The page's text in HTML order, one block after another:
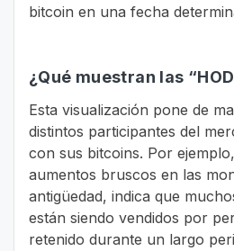
bitcoin en una fecha
¿Qué muestran las
Esta visualización pone de
distintos participantes del
con sus bitcoins. Por
aumentos bruscos en las
antigüedad, indica que
están siendo vendidos por
retenido durante un largo